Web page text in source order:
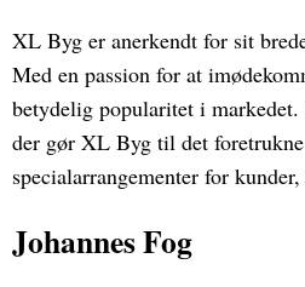
XL Byg er anerkendt for sit
Med en passion for at
betydelig popularitet i
der gør XL Byg til det
specialarrangementer for
Johannes Fog